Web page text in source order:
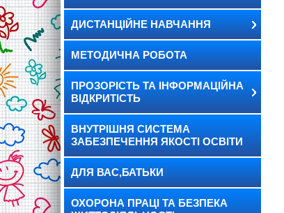
ДИСТАНЦІЙНЕ НАВЧАННЯ
МЕТОДИЧНА РОБОТА
ПРОЗОРІСТЬ ТА ІНФОРМАЦІЙНА
ВІДКРИТІСТЬ
ВНУТРІШНЯ СИСТЕМА
ЗАБЕЗПЕЧЕННЯ ЯКОСТІ ОСВІТИ
ДЛЯ ВАС,БАТЬКИ
ОХОРОНА ПРАЦІ ТА БЕЗПЕКА